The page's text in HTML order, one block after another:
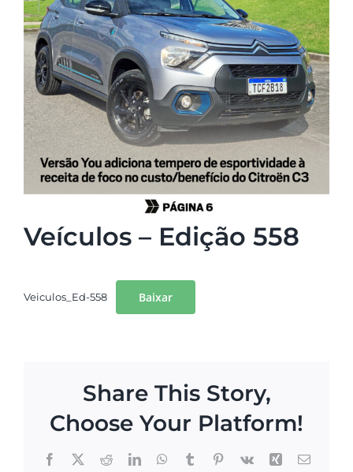
Veículos – Edição 558
Veiculos_Ed-558 Baixar
Share This Story,
Choose Your Platform!
Facebook
X RedditLinkedInWhatsApp
TumblrPinterest
Vk Xing Email